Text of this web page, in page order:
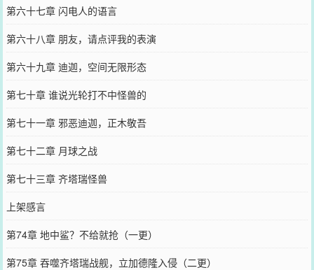
第六十七章 闪电人的语言
第六十八章 朋友，请点评我的表演
第六十九章 迪迦，空间无限形态
第七十章 谁说光轮打不中怪兽的
第七十一章 邪恶迪迦，正木敬吾
第七十二章 月球之战
第七十三章 齐塔瑞怪兽
上架感言
第74章 地中鲨？不给就抢（一更）
第75章 吞噬齐塔瑞战舰，立加德隆入侵（二更）